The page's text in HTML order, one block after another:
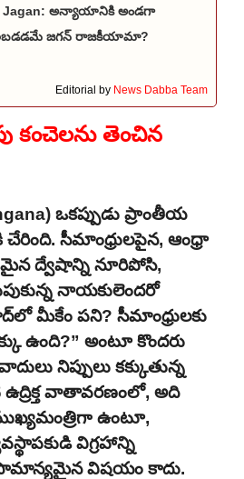
Jagan: అన్యాయానికి అండగా
జగన్ రాజకీయామా?
Editorial by News Dabba Team
కంచెలను తెంచిన
ఒకప్పుడు ప్రాంతీయ
సీమాంధ్రులపైన, ఆంధ్రా
ద్వేషాన్ని నూరిపోసి,
నాయకులెందరో
మీకేం పని? సీమాంధ్రులకు
ఉంది?” అంటూ కొందరు
నిప్పులు కక్కుతున్న
వాతావరణంలో, అది
ఉంటూ,
విగ్రహాన్ని
సామాన్యమైన విషయం కాదు.